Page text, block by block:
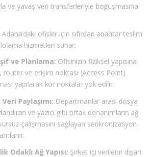
ve yavaş veri transferleriyle boğuşmasına
Adana’daki ofisler için sıfırdan anahtar teslim
hizmetleri sunar:
ve Planlama: Ofisinizin fiziksel yapısına
router ve erişim noktası (Access Point)
yapılarak kör noktalar yok edilir.
Veri Paylaşımı: Departmanlar arası dosya
ve yazıcı gibi ortak donanımların ağ
çalışmasını sağlayan senkronizasyon
Odaklı Ağ Yapısı: Şirket içi verilerin dışarı